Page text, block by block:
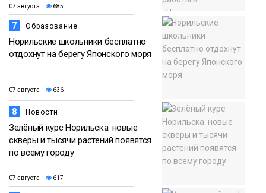
07 августа 685
7 Образование
Норильские школьники бесплатно
отдохнут на берегу Японского моря
07 августа 636
8 Новости
Зелёный курс Норильска: новые
скверы и тысячи растений появятся
по всему городу
07 августа 617